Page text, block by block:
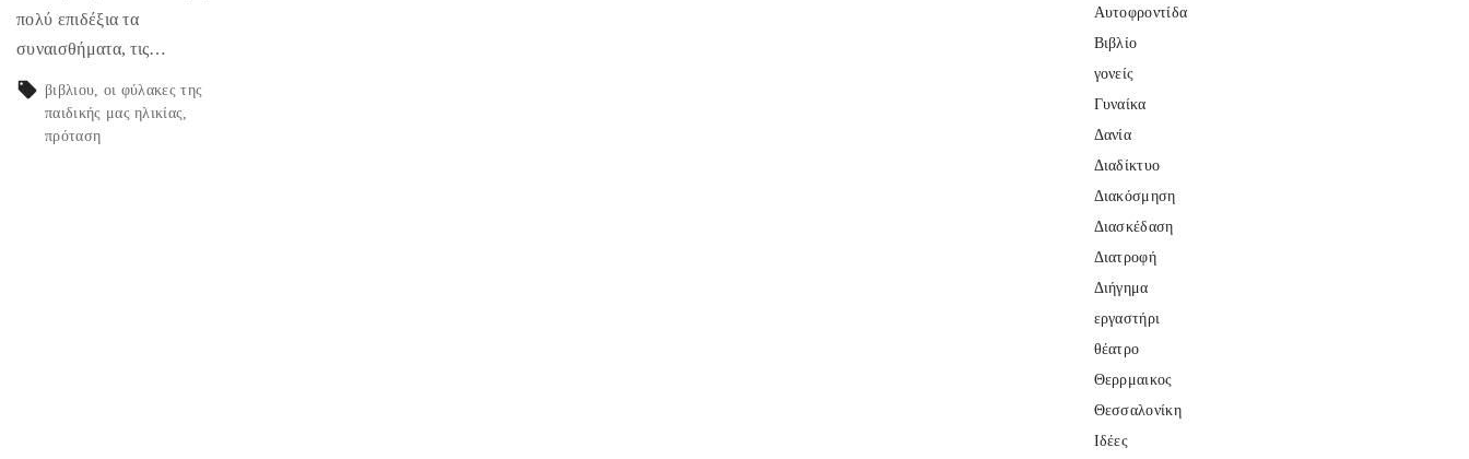
πολύ επιδέξια τα
συναισθήματα, τις…
βιβλιου οι φύλακες της
παιδικής μας ηλικίας
πρόταση
Αυτοφροντίδα
Βιβλίο
γονείς
Γυναίκα
Δανία
Διαδίκτυο
Διακόσμηση
Διασκέδαση
Διατροφή
Διήγημα
εργαστήρι
θέατρο
Θερρμαικος
Θεσσαλονίκη
Ιδέες